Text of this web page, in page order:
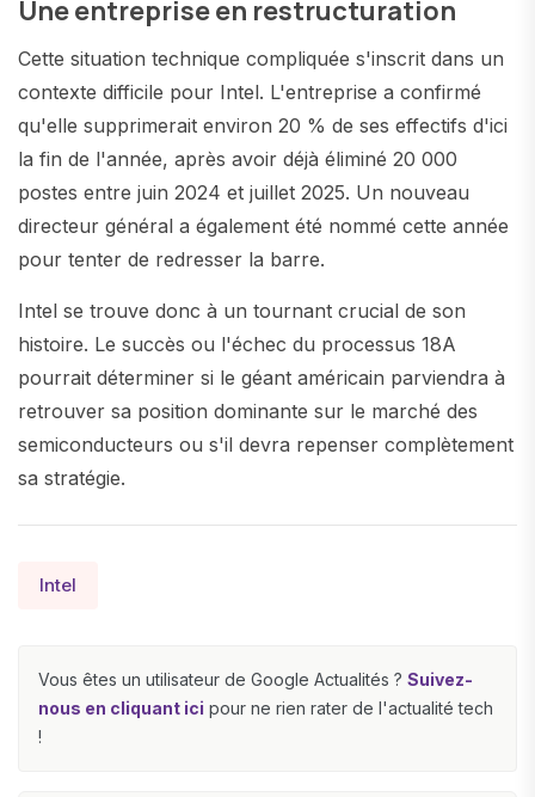
Une entreprise en restructuration
Cette situation technique compliquée s'inscrit dans un
contexte difficile pour Intel. L'entreprise a confirmé
qu'elle supprimerait environ 20 % de ses effectifs d'ici
la fin de l'année, après avoir déjà éliminé 20 000
postes entre juin 2024 et juillet 2025. Un nouveau
directeur général a également été nommé cette année
pour tenter de redresser la barre.
Intel se trouve donc à un tournant crucial de son
histoire. Le succès ou l'échec du processus 18A
pourrait déterminer si le géant américain parviendra à
retrouver sa position dominante sur le marché des
semiconducteurs ou s'il devra repenser complètement
sa stratégie.
Intel
Vous êtes un utilisateur de Google Actualités ? Suivez-
nous en cliquant ici pour ne rien rater de l'actualité tech
!